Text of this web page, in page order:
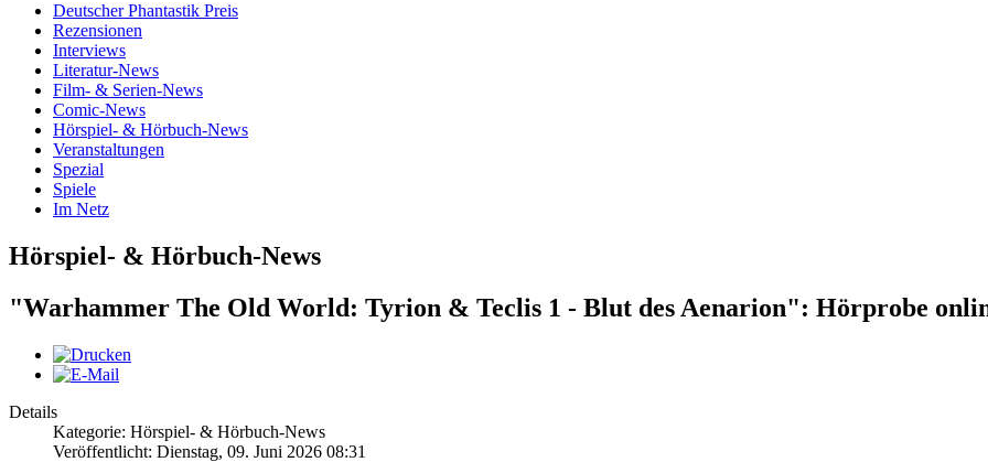
Deutscher Phantastik Preis
Rezensionen
Interviews
Literatur-News
Film- & Serien-News
Comic-News
Hörspiel- & Hörbuch-News
Veranstaltungen
Spezial
Spiele
Im Netz
Hörspiel- & Hörbuch-News
"Warhammer The Old World: Tyrion & Teclis 1 - Blut des Aenarion": Hörprobe
Details
Kategorie: Hörspiel- & Hörbuch-News
Veröffentlicht: Dienstag, 09. Juni 2026 08:31